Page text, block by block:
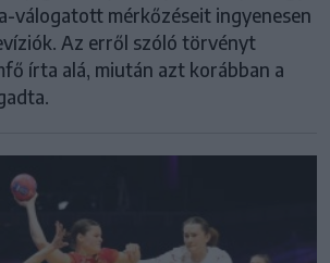
válogatott mérkőzéseit ingyenesen
Az erről szóló törvényt
írta alá, miután azt korábban a